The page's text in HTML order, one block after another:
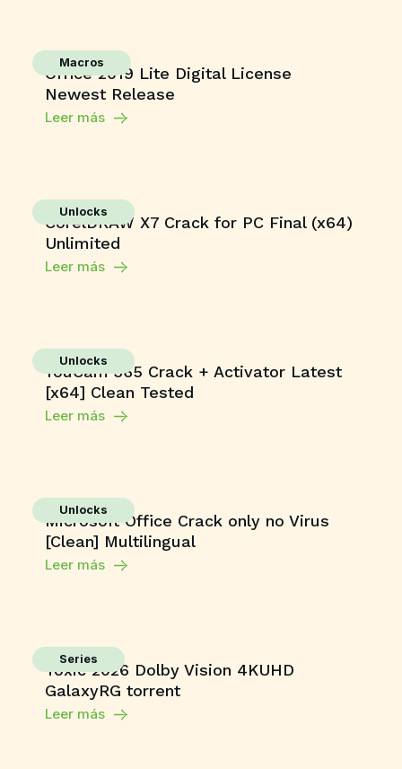
Macros
Office 2019 Lite Digital License
Newest Release
Leer más
Unlocks
CorelDRAW X7 Crack for PC Final (x64)
Unlimited
Leer más
Unlocks
YouCam 365 Crack + Activator Latest
[x64] Clean Tested
Leer más
Unlocks
Microsoft Office Crack only no Virus
[Clean] Multilingual
Leer más
Series
Toxic 2026 Dolby Vision 4KUHD
GalaxyRG torrent
Leer más